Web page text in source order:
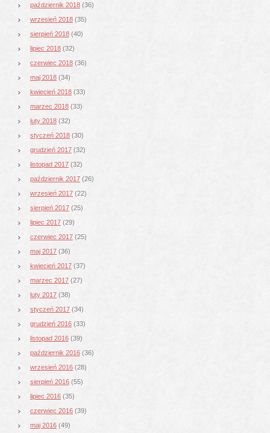
październik 2018 (36)
wrzesień 2018 (35)
sierpień 2018 (40)
lipiec 2018 (32)
czerwiec 2018 (36)
maj 2018 (34)
kwiecień 2018 (33)
marzec 2018 (33)
luty 2018 (32)
styczeń 2018 (30)
grudzień 2017 (32)
listopad 2017 (32)
październik 2017 (26)
wrzesień 2017 (22)
sierpień 2017 (25)
lipiec 2017 (29)
czerwiec 2017 (25)
maj 2017 (36)
kwiecień 2017 (37)
marzec 2017 (27)
luty 2017 (38)
styczeń 2017 (34)
grudzień 2016 (33)
listopad 2016 (39)
październik 2016 (36)
wrzesień 2016 (28)
sierpień 2016 (55)
lipiec 2016 (35)
czerwiec 2016 (39)
maj 2016 (49)